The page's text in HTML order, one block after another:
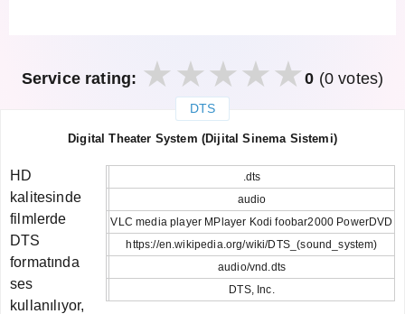
Service rating: 0 (0 votes)
DTS
Digital Theater System (Dijital Sinema Sistemi)
.dts
audio
VLC media player MPlayer Kodi foobar2000 PowerDVD
https://en.wikipedia.org/wiki/DTS_(sound_system)
audio/vnd.dts
DTS, Inc.
HD
kalitesinde
filmlerde
DTS
formatında
ses
kullanılıyor,